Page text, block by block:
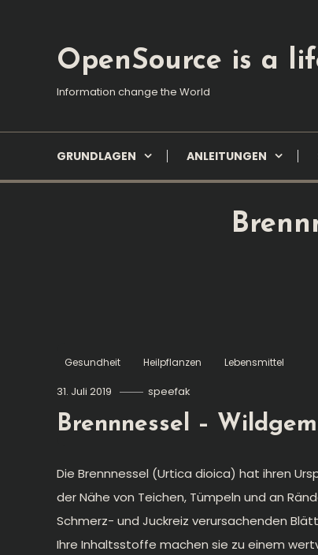
OpenSource is a
Information change the World
GRUNDLAGEN ANLEITUNGEN
Gesundheit Heilpflanzen Lebensmittel
31. Juli 2019 speefak
Brennnessel –
Die Brennnessel (Urtica dioica) hat ihren
der Nähe von Teichen, Tümpeln und an
Schmerz- und Juckreiz verursachenden
Ihre Inhaltsstoffe machen sie zu einem